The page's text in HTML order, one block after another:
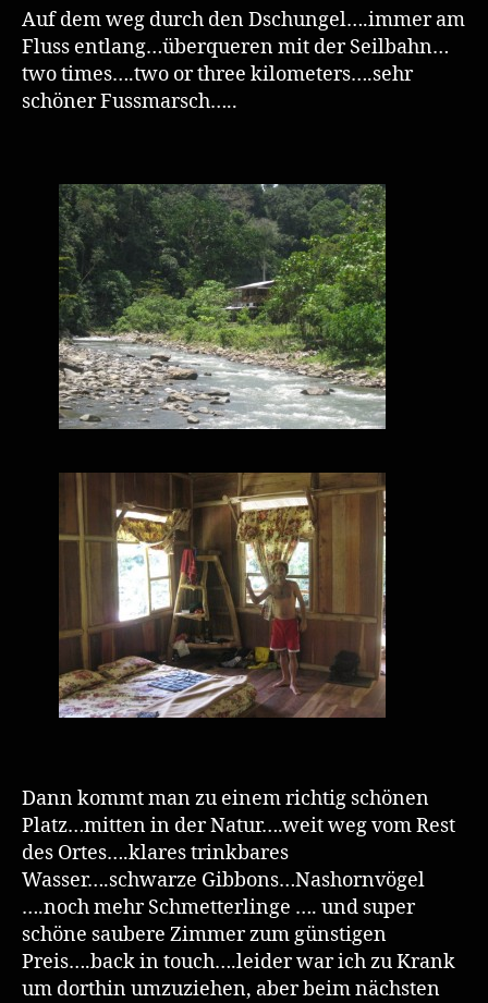
Auf dem weg durch den Dschungel….immer am
Fluss entlang…überqueren mit der Seilbahn…
two times….two or three kilometers….sehr
schöner Fussmarsch…..
Dann kommt man zu einem richtig schönen
Platz…mitten in der Natur….weit weg vom Rest
des Ortes….klares trinkbares
Wasser….schwarze Gibbons…Nashornvögel
….noch mehr Schmetterlinge …. und super
schöne saubere Zimmer zum günstigen
Preis….back in touch….leider war ich zu Krank
um dorthin umzuziehen, aber beim nächsten